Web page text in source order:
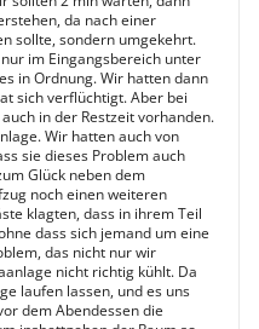
da nach einer
sollte, sondern umgekehrt.
im Eingangsbereich unter
in Ordnung. Wir hatten dann
sich verflüchtigt. Aber bei
in der Restzeit vorhanden.
Wir hatten auch von
sie dieses Problem auch
Glück neben dem
noch einen weiteren
klagten, dass in ihrem Teil
dass sich jemand um eine
das nicht nur wir
nicht richtig kühlt. Da
laufen lassen, und es uns
dem Abendessen die